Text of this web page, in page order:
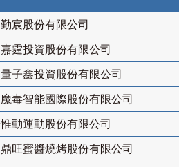
勤宸股份有限公司
嘉霆投資股份有限公司
量子鑫投資股份有限公司
魔毒智能國際股份有限公司
惟動運動股份有限公司
鼎旺蜜醬燒烤股份有限公司